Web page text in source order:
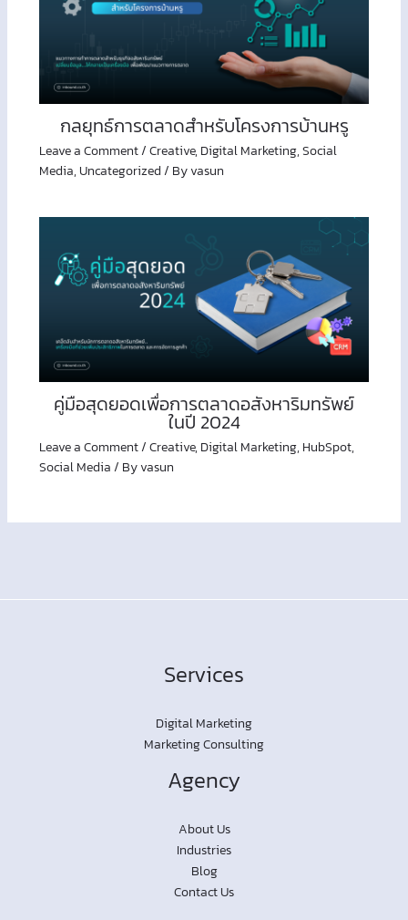
กลยุทธ์การตลาดสำหรับโครงการบ้านหรู
Leave a Comment/Creative, Digital Marketing,Social
Media, Uncategorized/ Byvasun
คู่มือสุดยอดเพื่อการตลาดอสังหาริมทรัพย์
ในปี 2024
Leave a Comment/Creative, Digital Marketing, HubSpot,
Social Media/ Byvasun
Services
Digital Marketing
Marketing Consulting
Agency
About Us
Industries
Blog
Contact Us